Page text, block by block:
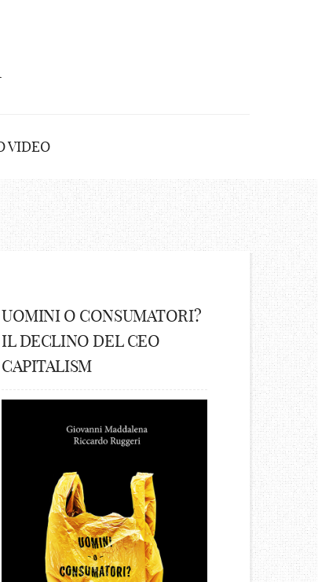
VIDEO
UOMINI O CONSUMATORI?
IL DECLINO DEL CEO
CAPITALISM